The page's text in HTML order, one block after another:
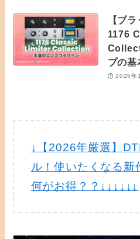
【ブ
1176
プの基
2025年
↓【2026年厳選】
ル！使いたくなる新
何がお得？？↓↓↓↓↓↓